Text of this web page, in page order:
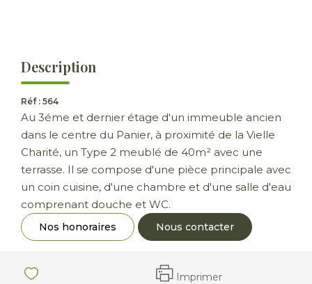
Description
Réf : 564
Au 3éme et dernier étage d'un immeuble ancien
dans le centre du Panier, à proximité de la Vielle
Charité, un Type 2 meublé de 40m² avec une
terrasse. Il se compose d'une pièce principale avec
un coin cuisine, d'une chambre et d'une salle d'eau
comprenant douche et WC.
Nos honoraires Nous contacter
Imprimer